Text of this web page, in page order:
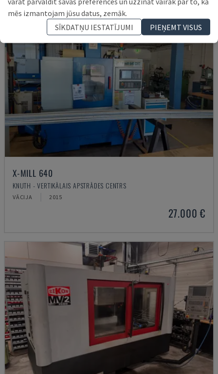
X-MILL 640
KNUTH - VERTIKĀLAIS APSTRĀDES CENTRS
VĀCIJA 2015
27.000 €
mēs izmantojam jūsu datus, zemāk.
SĪKDATŅU IESTATĪJUMI
PIEŅEMT VISUS